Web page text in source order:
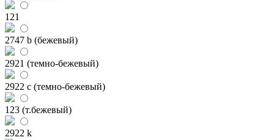
121
2747 b (бежевый)
2921 (темно-бежевый)
2922 c (темно-бежевый)
123 (т.бежевый)
2922 k